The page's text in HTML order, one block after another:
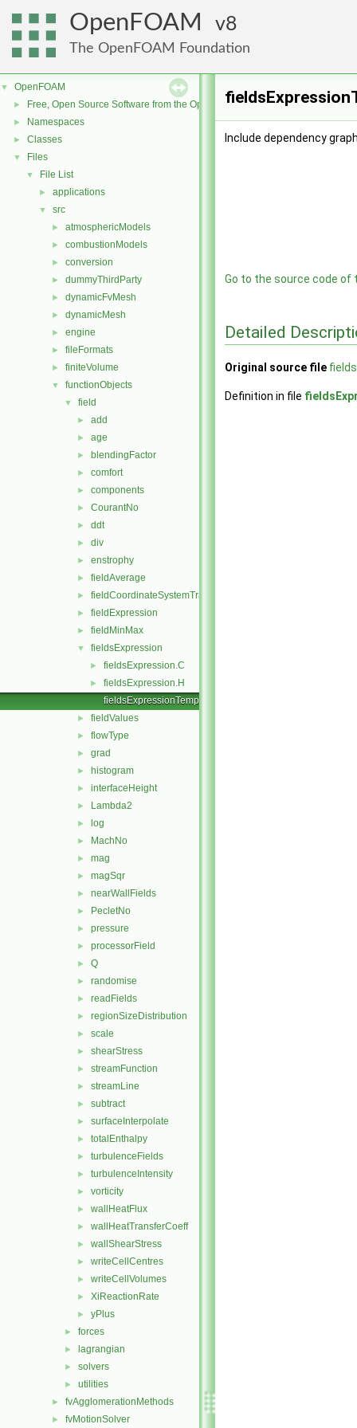
OpenFOAM 8
The OpenFOAM Foundation
▼ OpenFOAM
► Free, Open Source Software from the OpenFOAM Foundation
► Namespaces
► Classes
▼ Files
▼ File List
► applications
▼ src
► atmosphericModels
► combustionModels
► conversion
► dummyThirdParty
► dynamicFvMesh
► dynamicMesh
► engine
► fileFormats
► finiteVolume
▼ functionObjects
▼ field
► add
► age
► blendingFactor
► comfort
► components
► CourantNo
► ddt
► div
► enstrophy
► fieldAverage
► fieldCoordinateSystemTransform
► fieldExpression
► fieldMinMax
▼ fieldsExpression
► fieldsExpression.C
►
fieldsExpression.H
fieldsExpressionTemplates.C
► fieldValues
► flowType
► grad
► histogram
► interfaceHeight
► Lambda2
► log
► MachNo
► mag
► magSqr
► nearWallFields
► PecletNo
► pressure
► processorField
► Q
► randomise
► readFields
► regionSizeDistribution
► scale
► shearStress
► streamFunction
► streamLine
► subtract
► surfaceInterpolate
► totalEnthalpy
► turbulenceFields
► turbulenceIntensity
► vorticity
► wallHeatFlux
► wallHeatTransferCoeff
► wallShearStress
► writeCellCentres
► writeCellVolumes
► XiReactionRate
► yPlus
► forces
► lagrangian
► solvers
► utilities
► fvAgglomerationMethods
► fvMotionSolver
Include dependency
Go to the source code of
Detailed
Original source file
Definition in file